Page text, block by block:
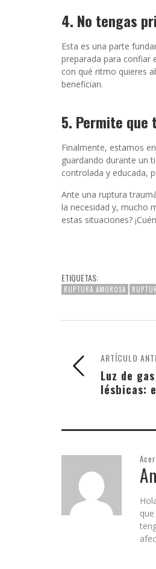
4. No tengas
Esta es una parte
preparada para confiar
con qué ritmo quieres
benefician.
5. Permite que
Finalmente, estamos
guardando durante un
controlada y educada,
Ante una ruptura
la necesidad y, mucho
estas situaciones?
ETIQUETAS:
RUPTURA AMOROSA
ARTÍCULO
Luz de
lésbicas: